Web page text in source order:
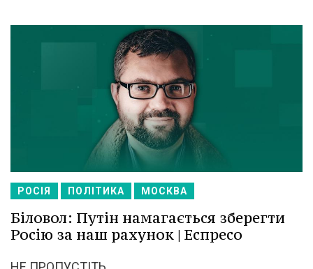
РОСІЯ ПОЛІТИКА МОСКВА
Біловол: Путін намагається зберегти
Росію за наш рахунок | Еспресо